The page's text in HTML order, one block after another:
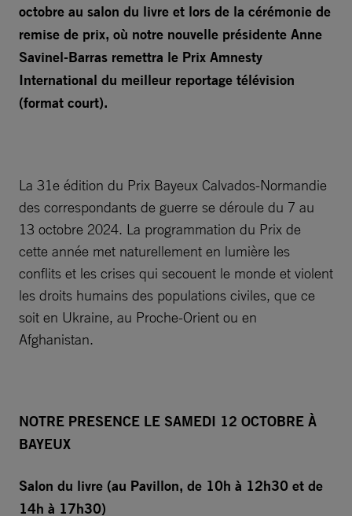
octobre au salon du livre et lors de la cérémonie de
remise de prix, où notre nouvelle présidente Anne
Savinel-Barras remettra le Prix Amnesty
International du meilleur reportage télévision
(format court).
La 31e édition du Prix Bayeux Calvados-Normandie
des correspondants de guerre se déroule du 7 au
13 octobre 2024. La programmation du Prix de
cette année met naturellement en lumière les
conflits et les crises qui secouent le monde et violent
les droits humains des populations civiles, que ce
soit en Ukraine, au Proche-Orient ou en
Afghanistan.
NOTRE PRESENCE LE SAMEDI 12 OCTOBRE À
BAYEUX
Salon du livre (au Pavillon, de 10h à 12h30 et de
14h à 17h30)